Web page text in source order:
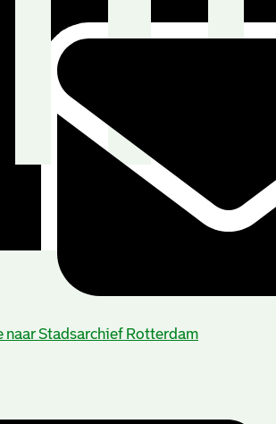
naar Stadsarchief Rotterdam